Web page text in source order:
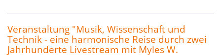
Veranstaltung "Musik, Wissenschaft und
Technik - eine harmonische Reise durch zwei
Jahrhunderte Livestream mit Myles W.